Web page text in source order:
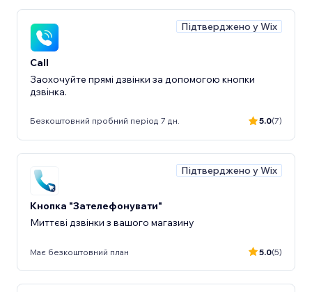
Підтверджено у Wix
Call
Заохочуйте прямі дзвінки за допомогою кнопки
дзвінка.
Безкоштовний пробний період 7 дн. 5.0(7)
Підтверджено у Wix
Кнопка "Зателефонувати"
Миттєві дзвінки з вашого магазину
Має безкоштовний план 5.0(5)